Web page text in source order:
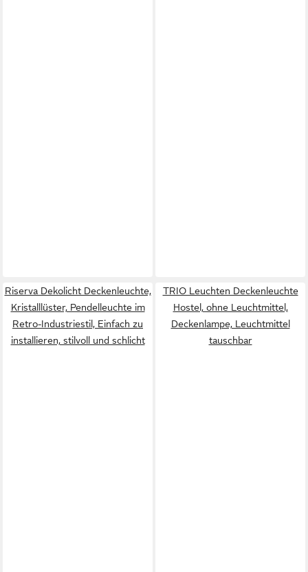
Riserva Dekolicht Deckenleuchte,
Kristalllüster, Pendelleuchte im
Retro-Industriestil, Einfach zu
installieren, stilvoll und schlicht
TRIO Leuchten Deckenleuchte
Hostel, ohne Leuchtmittel,
Deckenlampe, Leuchtmittel
tauschbar